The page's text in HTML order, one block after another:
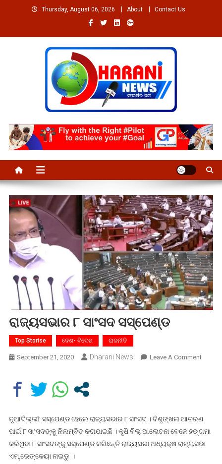
Thursday, August 06, 2026 About Contact Us
Welcome to Dharaninews
ରାଜ୍ୟସଭାର ୮ ସାଂସଦ ସସ୍‌ପେଣ୍ଡ
Top Storise ଦେଶ- ବିଦେଶ ରାଜନୀତି
September 21, 2020 Dharani News Leave A CommentOn
ନୂଆଦିଲ୍ଲୀ: ସସ୍‌ପେଣ୍ଡ ହେଲେ ରାଜ୍ୟସଭାର ୮ ସାଂସଦ । ବିଶୃଙ୍ଖଳା ଆଚରଣ
ପାଇଁ ୮ ସାଂସଦଙ୍କୁ ନିଲମ୍ବିତ କରାଯାଇଛି । କୃଷି ବିଲ୍ ଆଲୋଚନା ବେଳେ ହଙ୍ଗମା
କରିଥିବା ୮ ସାଂସଦଙ୍କୁ ସସ୍‌ପେଣ୍ଡ କରିଛନ୍ତି ରାଜ୍ୟସଭା ଅଧ୍ୟକ୍ଷ ରାଜ୍ୟସଭା
ଏମ୍.ଭେଙ୍କେୟା ନାଇଡୁ ।